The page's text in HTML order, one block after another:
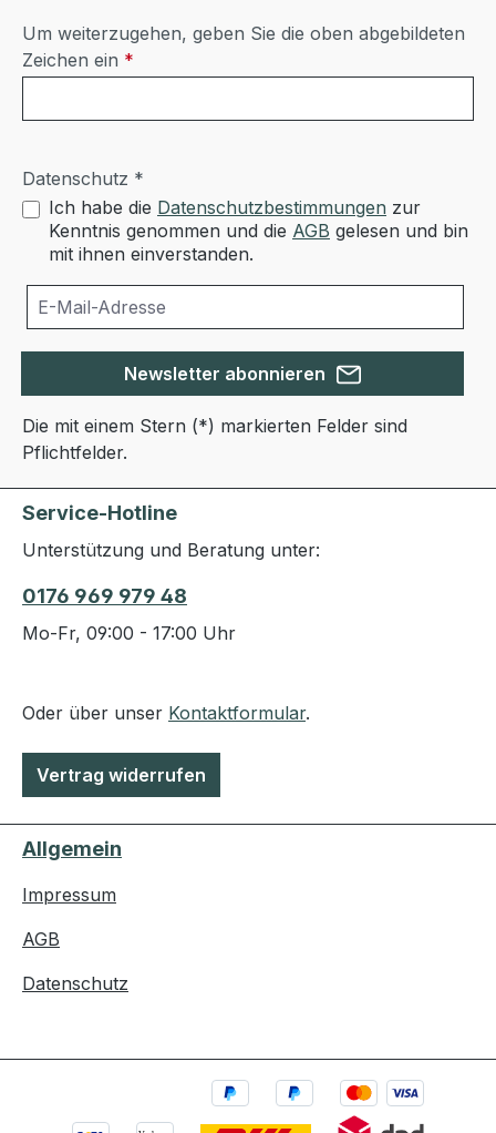
Um weiterzugehen, geben Sie die oben abgebildeten
Zeichen ein *
Datenschutz *
Ich habe die Datenschutzbestimmungen zur
Kenntnis genommen und die AGB gelesen und bin
mit ihnen einverstanden.
Newsletter abonnieren
Die mit einem Stern (*) markierten Felder sind
Pflichtfelder.
Service-Hotline
Unterstützung und Beratung unter:
0176 969 979 48
Mo-Fr, 09:00 - 17:00 Uhr
Oder über unser Kontaktformular.
Vertrag widerrufen
Allgemein
Impressum
AGB
Datenschutz